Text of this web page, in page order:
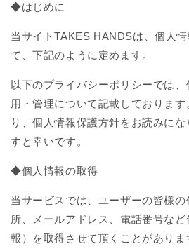
◆はじめに
当サイトTAKES HANDSは、個人
て、下記のように定めます。
以下のプライバシーポリシーでは、
用・管理について記載しておりま
り、個人情報保護方針をお読みに
すと幸いです。
◆個人情報の取得
当サービスでは、ユーザーの皆様
所、メールアドレス、電話番号な
報）を取得させて頂くことがありま